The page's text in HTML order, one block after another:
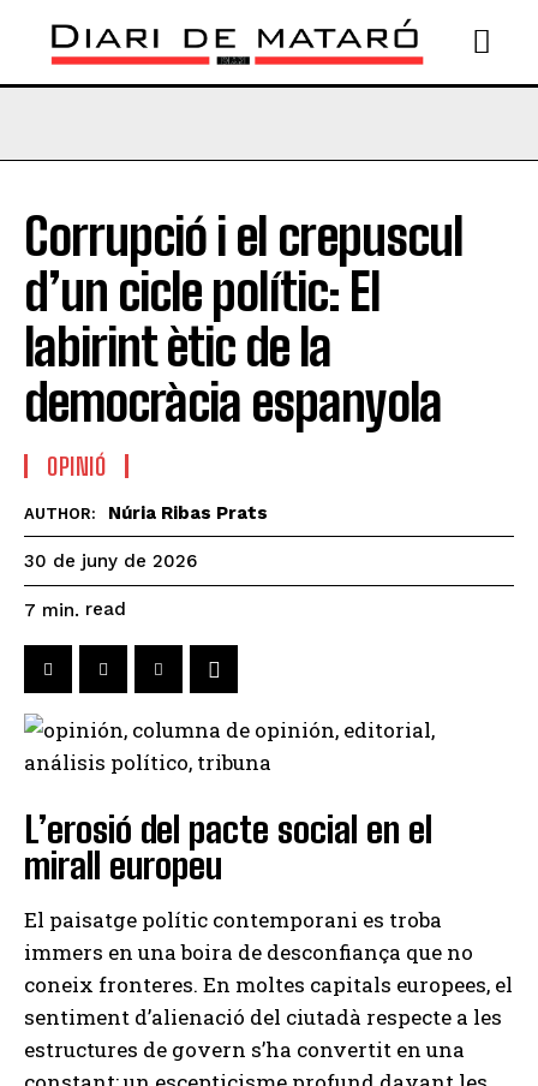
Corrupció i el crepuscul
d’un cicle polític: El
labirint ètic de la
democràcia espanyola
OPINIÓ
AUTHOR: Núria Ribas Prats
30 de juny de 2026
7 min. read
L’erosió del pacte social en el
mirall europeu
El paisatge polític contemporani es troba
immers en una boira de desconfiança que no
coneix fronteres. En moltes capitals europees, el
sentiment d’alienació del ciutadà respecte a les
estructures de govern s’ha convertit en una